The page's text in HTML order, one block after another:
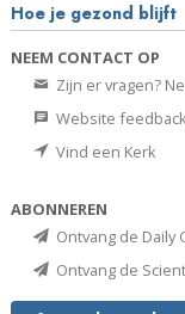
Hoe je gezond blijft
NEEM CONTACT OP
Zijn er vragen?
Website feedback
Vind een Kerk
ABONNEREN
Ontvang de
Ontvang de